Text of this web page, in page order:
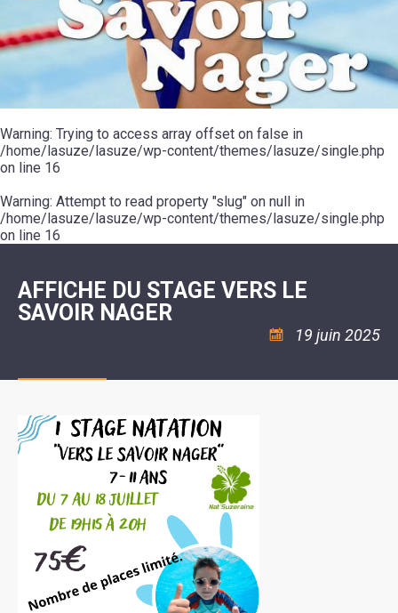
RÉUNIONS
CONSEIL
MUNICIPAL
MAIRE
MOT
DE
LA
MINORITÉ
ÉCOLES
/
LE
11
18
:
ASSOCIATION
COULÉE
DOUCE
ENVIRONNEMENT
L'EAU
RÉSIDENCE
AUTONOMIE
LE
CCAS
LA
POLICE
SÉCURITÉ
/
RISQUES
MAJEURS
MUSIQUE
L'ÉCOLE
COMMUNAUTAIRE
ASSOCIATIONS
VISITES
ET
LE
POUR
CAMPING-
CARS
TENTES
CARAVANES
LA
HALTE
FLUVIALE
SUZE
Warning: Trying to access array offset on false in
/home/lasuze/lasuze/wp-content/themes/lasuze/single.php
on line 16
Warning: Attempt to read property "slug" on null in
/home/lasuze/lasuze/wp-content/themes/lasuze/single.php
on line 16
AFFICHE DU STAGE VERS LE
SAVOIR NAGER
19 juin 2025